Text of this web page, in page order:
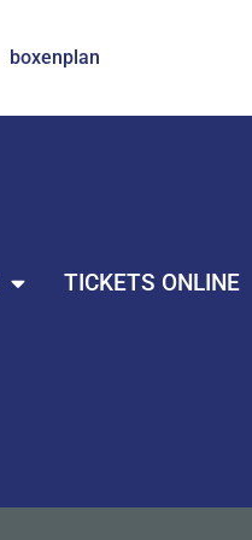
boxenplan
TICKETS ONLINE